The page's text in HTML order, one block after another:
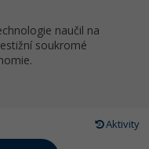
naučil na
soukromé
Aktivity